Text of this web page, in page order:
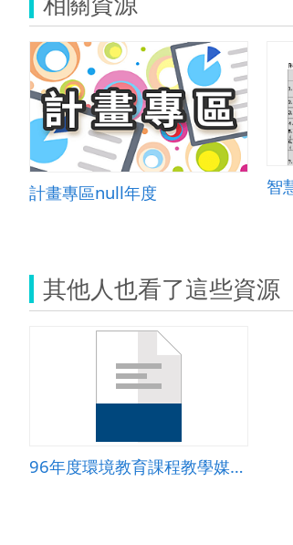
計畫專區null年度 智
其他人也看了這些資源
96年度環境教育課程教學媒體徵選成果-茄苳國小